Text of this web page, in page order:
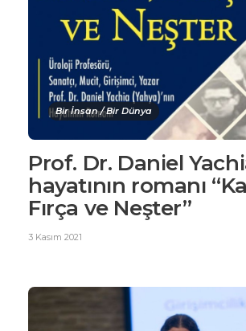
Bir İnsan / Bir Dünya
Prof. Dr. Daniel
hayatının romanı
Fırça ve Neşter”
3 Kasım 2021